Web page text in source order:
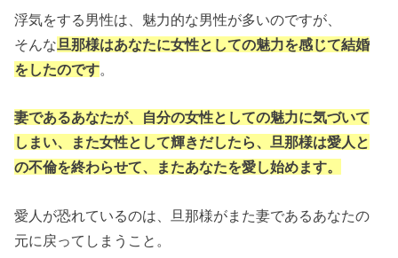
浮気をする男性は、魅力的な男性が多いのですが、
そんな旦那様はあなたに女性としての魅力を感じて結婚
をしたのです。
妻であるあなたが、自分の女性としての魅力に気づいて
しまい、また女性として輝きだしたら、旦那様は愛人と
の不倫を終わらせて、またあなたを愛し始めます。
愛人が恐れているのは、旦那様がまた妻であるあなたの
元に戻ってしまうこと。